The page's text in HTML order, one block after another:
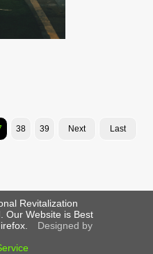
38 39 Next Last
Revitalization
Our Website is Best
Designed by